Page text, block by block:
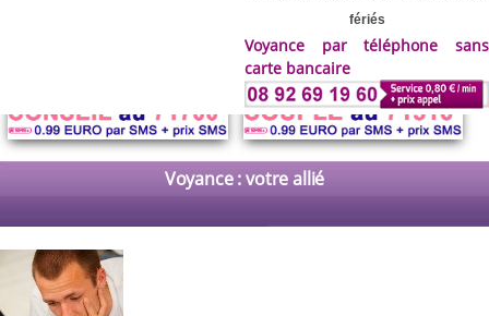
fériés
Voyance par téléphone sans
carte bancaire
Voyance : votre allié